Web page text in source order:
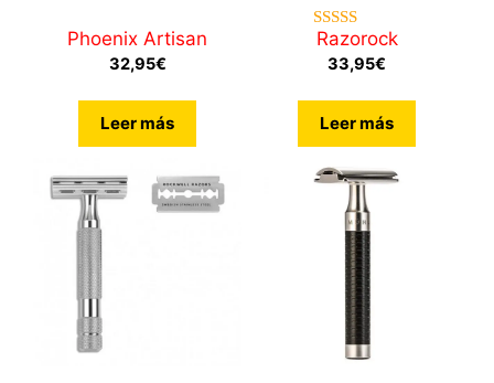
Phoenix Artisan
32,95€
Leer más
5.00
de 5
Razorock
33,95€
Leer más